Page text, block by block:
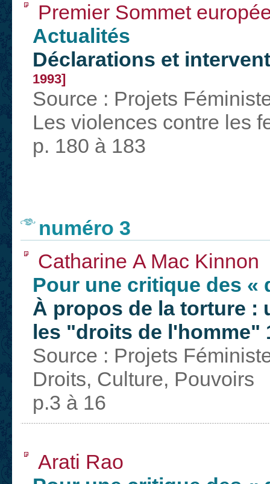
Premier Sommet
Actualités
Déclarations et
1993]
Source : Projets
Les violences contre les
p. 180 à 183
numéro 3
Catharine A Mac Kinnon
Pour une critique des «
À propos de la torture :
les "droits de l'homme"
Source : Projets
Droits, Culture, Pouvoirs
p.3 à 16
Arati Rao